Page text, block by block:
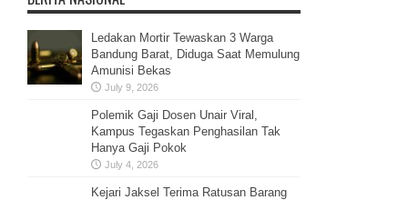
Ledakan Mortir Tewaskan 3 Warga
Bandung Barat, Diduga Saat Memulung
Amunisi Bekas
July 9, 2026
Polemik Gaji Dosen Unair Viral,
Kampus Tegaskan Penghasilan Tak
Hanya Gaji Pokok
July 4, 2026
Kejari Jaksel Terima Ratusan Barang